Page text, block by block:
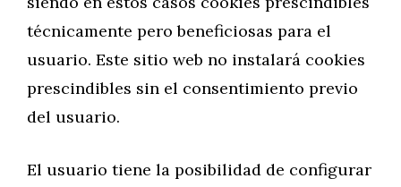
técnicamente pero beneficiosas para el
usuario. Este sitio web no instalará cookies
prescindibles sin el consentimiento previo
del usuario.
El usuario tiene la posibilidad de configurar